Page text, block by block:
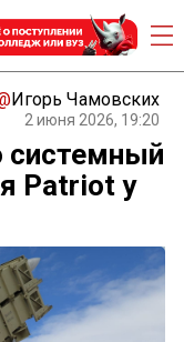
Игорь Чамовских
2 июня 2026, 19:20
системный
Patriot у